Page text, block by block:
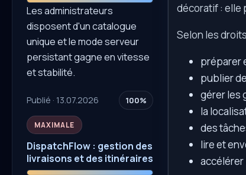
Les administrateurs
disposent d'un catalogue
unique et le mode serveur
persistant gagne en vitesse
et stabilité.
Publié · 13.07.2026 100%
MAXIMALE
DispatchFlow : gestion des
livraisons et des itinéraires
décoratif : elle
Selon les
préparer
publier
gérer les
la
des
lire et
accélérer